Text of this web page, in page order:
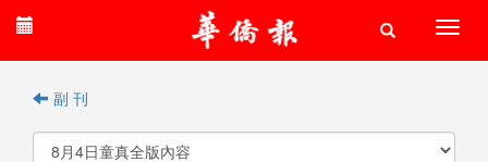
副 刊